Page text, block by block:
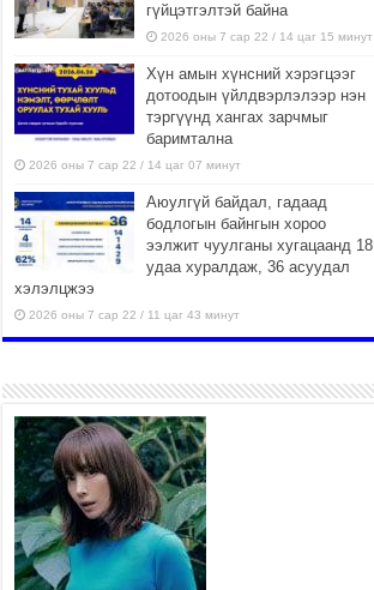
гүйцэтгэлтэй байна
2026 оны 7 сар 22 / 14 цаг 15 минут
Хүн амын хүнсний хэрэгцээг
дотоодын үйлдвэрлэлээр нэн
тэргүүнд хангах зарчмыг
баримтална
2026 оны 7 сар 22 / 14 цаг 07 минут
Аюулгүй байдал, гадаад
бодлогын байнгын хороо
ээлжит чуулганы хугацаанд 18
удаа хуралдаж, 36 асуудал
хэлэлцжээ
2026 оны 7 сар 22 / 11 цаг 43 минут
боломжтой-Хүүхэд хөгжүүлэх
төв” байгуулах төсөлд төр,
хувийн хэвшлийн түншлэлийн хүрээнд хамтран
ажиллахыг урьж байна
2026 оны 7 сар 22 / 9 цаг 28 минут
Б.Пүрэвдагва: “Урт цагаан”-ыг
залуучууд чөлөөт цагаа
өнгөрүүлдэг, жуулчид зорьж